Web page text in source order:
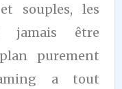
souples, les
jamais être
purement
a tout